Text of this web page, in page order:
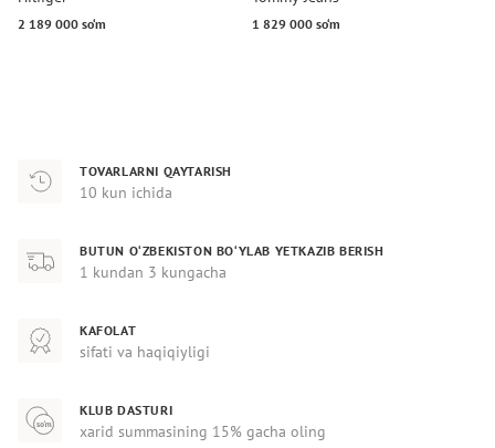
2 189 000 so‘m 1 829 000 so‘m
TOVARLARNI QAYTARISH
10 kun ichida
BUTUN O‘ZBEKISTON BO‘YLAB YETKAZIB BERISH
1 kundan 3 kungacha
KAFOLAT
sifati va haqiqiyligi
KLUB DASTURI
xarid summasining 15% gacha oling